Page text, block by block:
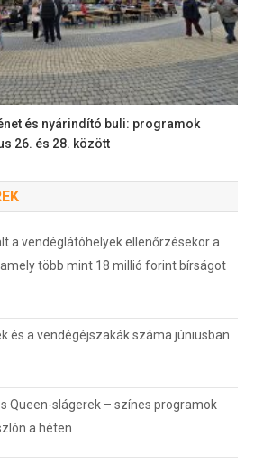
és nyárindító buli: programok
26. és 28. között
a vendéglátóhelyek ellenőrzésekor a
több mint 18 millió forint bírságot
és a vendégéjszakák száma júniusban
Queen-slágerek – színes programok
a héten